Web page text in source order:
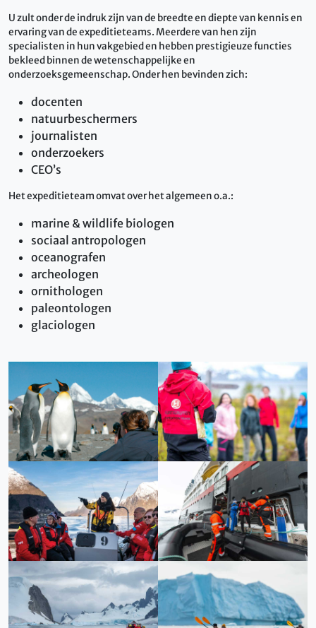
U zult onder de indruk zijn van de breedte en diepte van kennis en
ervaring van de expeditieteams. Meerdere van hen zijn
specialisten in hun vakgebied en hebben prestigieuze functies
bekleed binnen de wetenschappelijke en
onderzoeksgemeenschap. Onder hen bevinden zich:
docenten
natuurbeschermers
journalisten
onderzoekers
CEO’s
Het expeditieteam omvat over het algemeen o.a.:
marine & wildlife biologen
sociaal antropologen
oceanografen
archeologen
ornithologen
paleontologen
glaciologen